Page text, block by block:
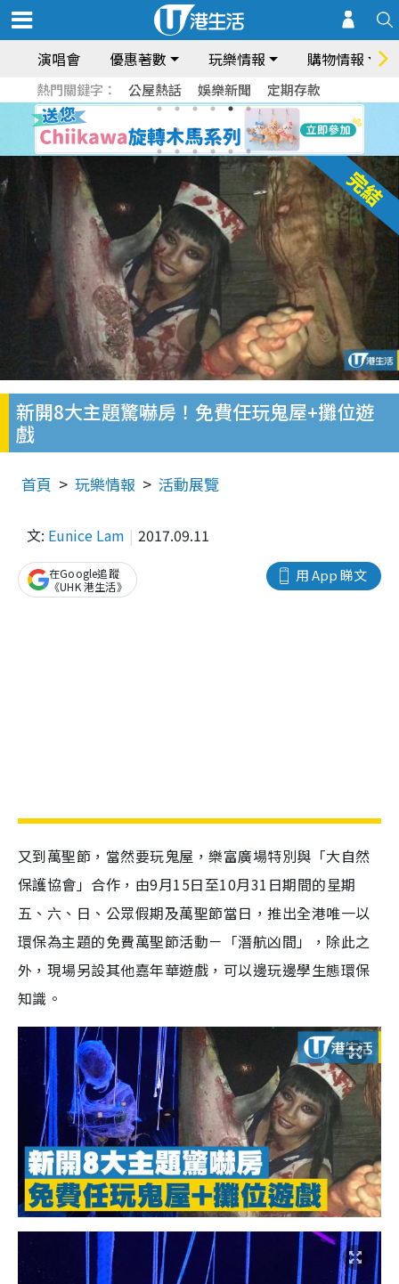
演唱會 優惠著數 玩樂情報 購物情報
熱門關鍵字： 公屋熱話 娛樂新聞 定期存款
新開8大主題驚嚇房！免費任玩鬼屋+攤位遊
戲
首頁 玩樂情報 活動展覽
文: Eunice Lam 2017.09.11
用 App 睇文
在Google追蹤
《UHK 港生活》
又到萬聖節，當然要玩鬼屋，樂富廣場特別與「大自然
保護協會」合作，由9月15日至10月31日期間的星期
五、六、日、公眾假期及萬聖節當日，推出全港唯一以
環保為主題的免費萬聖節活動－「潛航凶間」，除此之
外，現場另設其他嘉年華遊戲，可以邊玩邊學生態環保
知識。